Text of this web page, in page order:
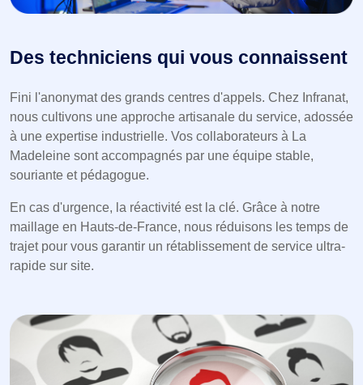
Des techniciens qui vous connaissent
Fini l'anonymat des grands centres d'appels. Chez Infranat,
nous cultivons une approche artisanale du service, adossée
à une expertise industrielle. Vos collaborateurs à La
Madeleine sont accompagnés par une équipe stable,
souriante et pédagogue.
En cas d'urgence, la réactivité est la clé. Grâce à notre
maillage en Hauts-de-France, nous réduisons les temps de
trajet pour vous garantir un rétablissement de service ultra-
rapide sur site.